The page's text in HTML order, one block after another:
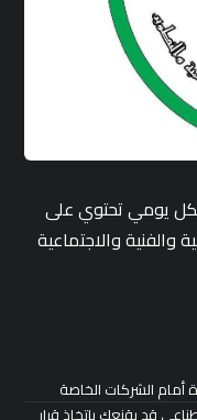
يومي تحتوي على
والفنية والاجتماعية
أمام الشركات الخاصة
قد يقنعك باتخاذ قرار